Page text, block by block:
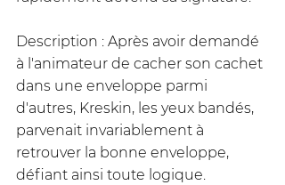
Description : Après avoir demandé
à l'animateur de cacher son cachet
dans une enveloppe parmi
d'autres, Kreskin, les yeux bandés,
parvenait invariablement à
retrouver la bonne enveloppe,
défiant ainsi toute logique.